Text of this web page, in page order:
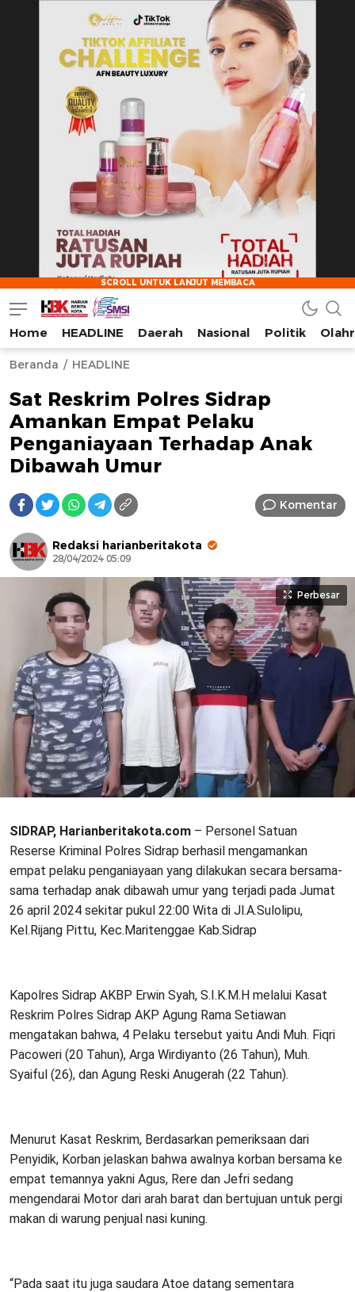
AFN BEAUTY LUXURY
HarianBeritaKota
Mengabarkan Setiap Detil, Sudut, dan Cerita Kota
Home HEADLINE Daerah Nasional Politik
Beranda HEADLINE
Sat Reskrim Polres Sidrap
Amankan Empat Pelaku
Penganiayaan Terhadap Anak
Dibawah Umur
Komentar
Redaksi harianberitakota
28/04/2024 05:09
Perbesar
SIDRAP, Harianberitakota.com – Personel Satuan
Reserse Kriminal Polres Sidrap berhasil mengamankan
empat pelaku penganiayaan yang dilakukan secara bersama-
sama terhadap anak dibawah umur yang terjadi pada Jumat
26 april 2024 sekitar pukul 22:00 Wita di Jl.A.Sulolipu,
Kel.Rijang Pittu, Kec.Maritenggae Kab.Sidrap
Kapolres Sidrap AKBP Erwin Syah, S.I.K.M.H melalui Kasat
Reskrim Polres Sidrap AKP Agung Rama Setiawan
mengatakan bahwa, 4 Pelaku tersebut yaitu Andi Muh. Fiqri
Pacoweri (20 Tahun), Arga Wirdiyanto (26 Tahun), Muh.
Syaiful (26), dan Agung Reski Anugerah (22 Tahun).
Menurut Kasat Reskrim, Berdasarkan pemeriksaan dari
Penyidik, Korban jelaskan bahwa awalnya korban bersama ke
empat temannya yakni Agus, Rere dan Jefri sedang
mengendarai Motor dari arah barat dan bertujuan untuk pergi
makan di warung penjual nasi kuning.
“Pada saat itu juga saudara Atoe datang sementara